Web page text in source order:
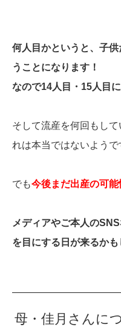
何人目かというと、子
うことになります！
なので14人目・15人目
そして流産を何回もし
れは本当ではないようで
でも今後まだ出産の可能
メディアやご本人の
を目にする日が来るかも
母・佳月さんに